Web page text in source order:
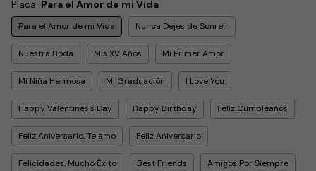
Placa: Para el Amor de mi Vida
Para el Amor de mi Vida Nunca Dejes de Sonreír
Nuestra Boda Mis XV Años Mi Primer Amor
Mi Niña Hermosa Mi Graduación I Love You
Happy Valentines's Day Happy Birthday Feliz Cumpleaños
Feliz Aniversario, Te amo Feliz Aniversario
Felicidades, Mucho Éxito Best Friends Amigos Por Siempre